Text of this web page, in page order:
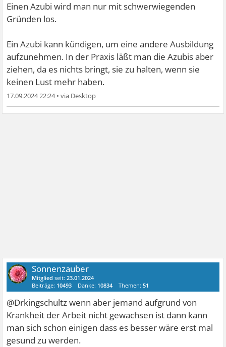
Einen Azubi wird man nur mit schwerwiegenden
Gründen los.
Ein Azubi kann kündigen, um eine andere Ausbildung
aufzunehmen. In der Praxis läßt man die Azubis aber
ziehen, da es nichts bringt, sie zu halten, wenn sie
keinen Lust mehr haben.
17.09.2024 22:24•
Sonnenzauber
Mitglied seit:23.01.2024
Beiträge: 10493 Danke: 10834 Themen:51
@Drkingschultz wenn aber jemand aufgrund von
Krankheit der Arbeit nicht gewachsen ist dann kann
man sich schon einigen dass es besser wäre erst mal
gesund zu werden.